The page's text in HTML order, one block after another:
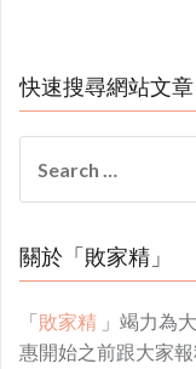
快速搜尋網站文章
for:
關於「敗家精」
「敗家精 」竭力為
惠開始之前跟大家